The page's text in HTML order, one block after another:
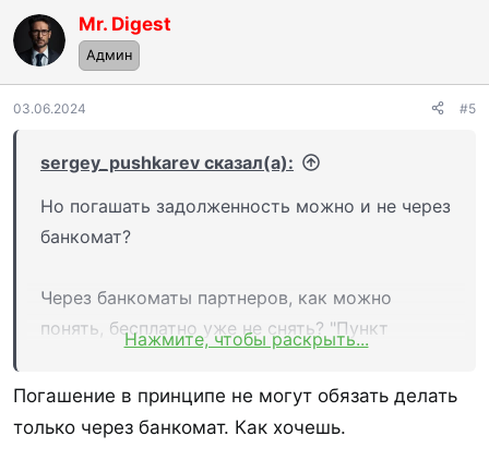
Mr. Digest
Админ
03.06.2024 #5
sergey_pushkarev сказал(а):
Но погашать задолженность можно и не через
банкомат?
Через банкоматы партнеров, как можно
понять, бесплатно уже не снять? "Пункт
Нажмите, чтобы раскрыть...
Погашение в принципе не могут обязать делать
только через банкомат. Как хочешь.